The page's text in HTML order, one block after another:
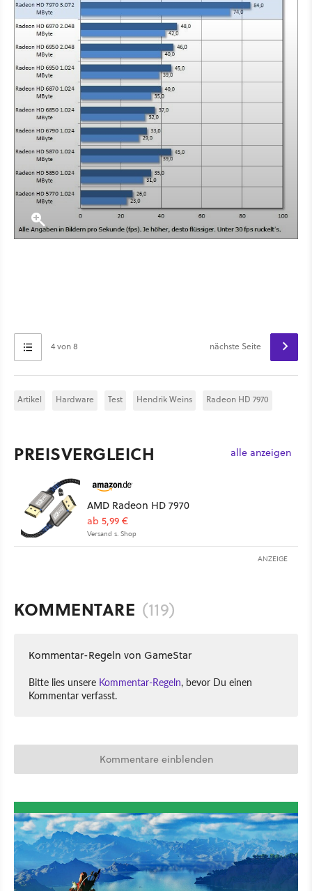
4 von 8 nächste Seite
Artikel Hardware Test Hendrik Weins Radeon HD 7970
PREISVERGLEICH alle anzeigen
AMD Radeon HD 7970
ab 5,99 €
Versand s. Shop
ANZEIGE
KOMMENTARE (119)
Kommentar-Regeln von GameStar
Bitte lies unsere Kommentar-Regeln, bevor Du einen
Kommentar verfasst.
Kommentare einblenden